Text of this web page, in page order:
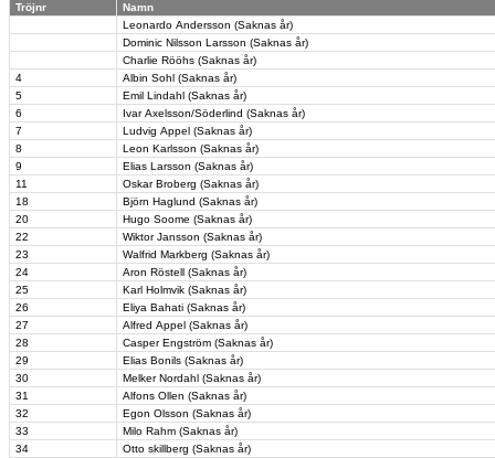
Tröjnr
Namn
Leonardo Andersson (Saknas år)
Dominic Nilsson Larsson (Saknas år)
Charlie Rööhs (Saknas år)
4
Albin Sohl (Saknas år)
5
Emil Lindahl (Saknas år)
6
Ivar Axelsson/Söderlind (Saknas år)
7
Ludvig Appel (Saknas år)
8
Leon Karlsson (Saknas år)
9
Elias Larsson (Saknas år)
11
Oskar Broberg (Saknas år)
18
Björn Haglund (Saknas år)
20
Hugo Soome (Saknas år)
22
Wiktor Jansson (Saknas år)
23
Walfrid Markberg (Saknas år)
24
Aron Röstell (Saknas år)
25
Karl Holmvik (Saknas år)
26
Eliya Bahati (Saknas år)
27
Alfred Appel (Saknas år)
28
Casper Engström (Saknas år)
29
Elias Bonils (Saknas år)
30
Melker Nordahl (Saknas år)
31
Alfons Ollen (Saknas år)
32
Egon Olsson (Saknas år)
33
Milo Rahm (Saknas år)
34
Otto skillberg (Saknas år)